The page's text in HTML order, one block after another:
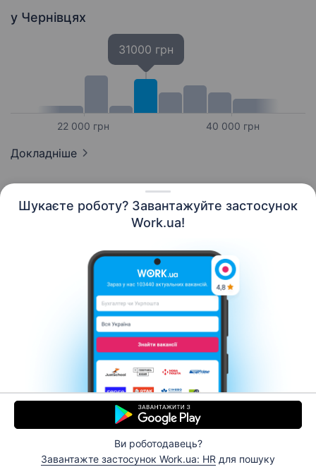
Шукаєте роботу? Завантажуйте застосунок
Work.ua!
Ви роботодавець?
Завантажте застосунок Work.ua: HR для пошуку
у Чернівцях
22 000 грн
31000 грн
40 000 грн
Докладніше
Контакти Про нас
Кар’єра
Допомога Умови використання
© 2006–2026 Work.ua. Сервіс пошуку роботи №1 в